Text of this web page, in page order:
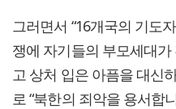
그러면서 “16개국의 기도
쟁에 자기들의 부모세대
고 상처 입은 아픔을 대신
로 “북한의 죄악을 용서합